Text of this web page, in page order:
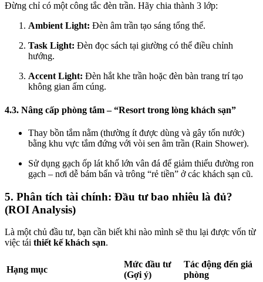
Đừng chỉ có một công tắc đèn trần. Hãy chia thành 3 lớp:
Ambient Light: Đèn âm trần tạo sáng tổng thể.
Task Light: Đèn đọc sách tại giường có thể điều chỉnh
hướng.
Accent Light: Đèn hắt khe trần hoặc đèn bàn trang trí tạo
không gian ấm cúng.
4.3. Nâng cấp phòng tắm – “Resort trong lòng khách sạn”
Thay bồn tắm nằm (thường ít được dùng và gây tốn nước)
bằng khu vực tắm đứng với vòi sen âm trần (Rain Shower).
Sử dụng gạch ốp lát khổ lớn vân đá để giảm thiểu đường ron
gạch – nơi dễ bám bẩn và trông “rẻ tiền” ở các khách sạn cũ.
5. Phân tích tài chính: Đầu tư bao nhiêu là đủ?
(ROI Analysis)
Là một chủ đầu tư, bạn cần biết khi nào mình sẽ thu lại được vốn từ
việc tái thiết kế khách sạn.
Hạng mục
Mức đầu tư
(Gợi ý)
Tác động đến giá
phòng